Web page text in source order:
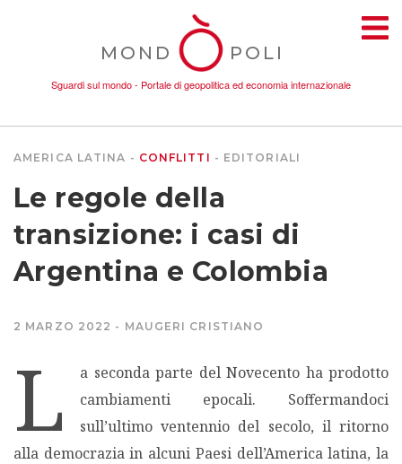
MOND POLI
Sguardi sul mondo - Portale di geopolitica ed economia internazionale
AMBIENTE
CONFLITTI
DONNE
ECONOMIA
MIGRAZIONI
AMERICA LATINA CONFLITTI EDITORIALI
Le regole della
transizione: i casi di
Argentina e Colombia
2 MARZO 2022 MAUGERI CRISTIANO
L
a seconda parte del Novecento ha prodotto
cambiamenti epocali. Soffermandoci
sull’ultimo ventennio del secolo, il ritorno
alla democrazia in alcuni Paesi dell’America latina, la